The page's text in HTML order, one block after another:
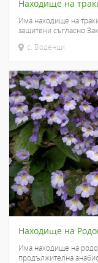
Находище на
Има находище на
защитени съгласно
с. Воденци
Находище на
Има находище на
продължителна